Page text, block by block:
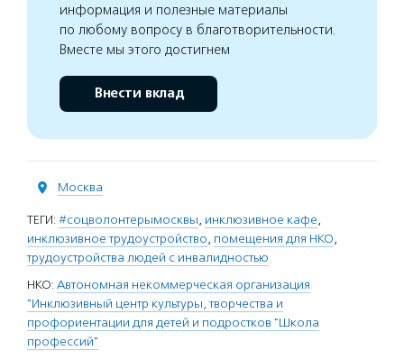
информация и полезные материалы
по любому вопросу в благотворительности.
Вместе мы этого достигнем
Внести вклад
Москва
ТЕГИ: #соцволонтерымосквы, инклюзивное кафе,
инклюзивное трудоустройство, помещения для НКО,
трудоустройства людей с инвалидностью
НКО: Автономная некоммерческая организация
"Инклюзивный центр культуры, творчества и
профориентации для детей и подростков "Школа
профессий"